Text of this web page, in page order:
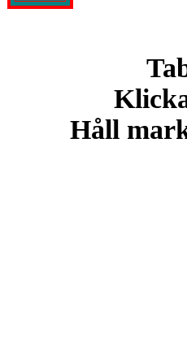
Smith, IM Linus
segern. En farlig uppstickare
sådant jämnt SM och detta
kämpar om
på sin super-GM-status, och
Håll